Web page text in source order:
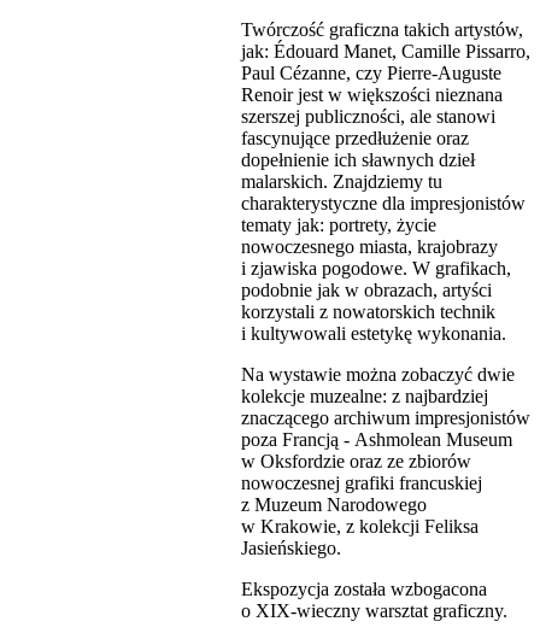
Twórczość graficzna takich artystów,
jak: Édouard Manet, Camille Pissarro,
Paul Cézanne, czy Pierre-Auguste
Renoir jest w większości nieznana
szerszej publiczności, ale stanowi
fascynujące przedłużenie oraz
dopełnienie ich sławnych dzieł
malarskich. Znajdziemy tu
charakterystyczne dla impresjonistów
tematy jak: portrety, życie
nowoczesnego miasta, krajobrazy
i zjawiska pogodowe. W grafikach,
podobnie jak w obrazach, artyści
korzystali z nowatorskich technik
i kultywowali estetykę wykonania.
Na wystawie można zobaczyć dwie
kolekcje muzealne: z najbardziej
znaczącego archiwum impresjonistów
poza Francją - Ashmolean Museum
w Oksfordzie oraz ze zbiorów
nowoczesnej grafiki francuskiej
z Muzeum Narodowego
w Krakowie, z kolekcji Feliksa
Jasieńskiego.
Ekspozycja została wzbogacona
o XIX-wieczny warsztat graficzny.